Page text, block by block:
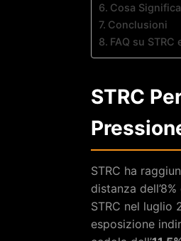
Cosa
Conclusioni
FAQ su
STRC
STRC ha
distanza
STRC nel luglio
esposizione